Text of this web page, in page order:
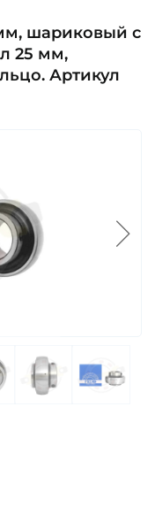
шариковый с
25 мм,
Артикул